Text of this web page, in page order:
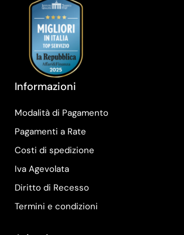
Informazioni
Modalità di Pagamento
Pagamenti a Rate
Costi di spedizione
Iva Agevolata
Diritto di Recesso
Termini e condizioni